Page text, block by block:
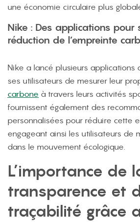
une économie circulaire plus
Nike : Des applications pour
réduction de l’empreinte
Nike a lancé plusieurs applications
ses utilisateurs de mesurer leur
carbone à travers leurs activités
fournissent également des
personnalisées pour réduire cette
engageant ainsi les utilisateurs de
dans le mouvement écologique.
L’importance de
transparence et
traçabilité grâce